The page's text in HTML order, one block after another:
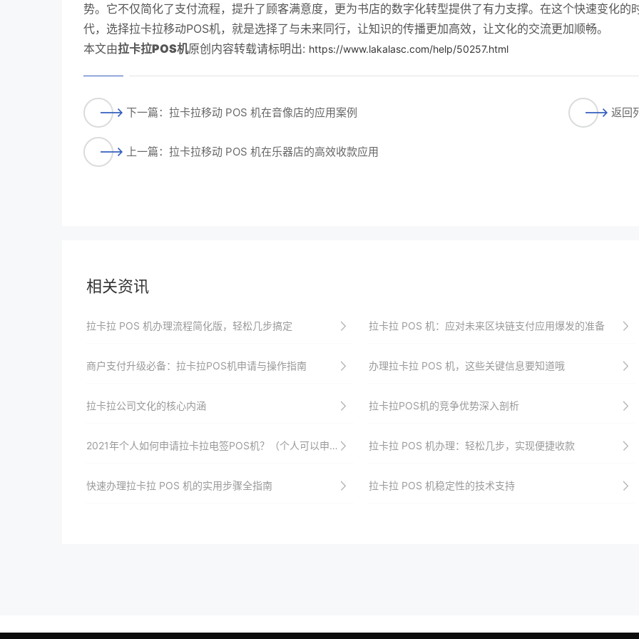
势。它不仅简化了支付流程，提升了顾客满意度，更为书店的数字化转型提供了有力支撑。在这个快速变化的
代，选择拉卡拉移动POS机，就是选择了与未来同行，让知识的传播更加高效，让文化的交流更加顺畅。
本文由拉卡拉POS机原创内容转载请标明出: https://www.lakalasc.com/help/50257.html
下一篇：拉卡拉移动 POS 机在音像店的应用案例
上一篇：拉卡拉移动 POS 机在乐器店的高效收款应用
返回
相关资讯
拉卡拉 POS 机办理流程简化版，轻松几步搞定 拉卡拉 POS 机：应对未来区块链支付应用爆发的准备
商户支付升级必备：拉卡拉POS机申请与操作指南 办理拉卡拉 POS 机，这些关键信息要知道哦
拉卡拉公司文化的核心内涵 拉卡拉POS机的竞争优势深入剖析
2021年个人如何申请拉卡拉电签POS机？（个人可以申请POS机吗） 拉卡拉 POS 机办理：轻松几步，实现便捷收款
快速办理拉卡拉 POS 机的实用步骤全指南 拉卡拉 POS 机稳定性的技术支持